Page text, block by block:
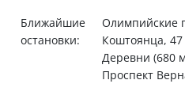
Ближайшие
остановки:
Олимпийские
Коштоянца,
Деревни (680
Проспект